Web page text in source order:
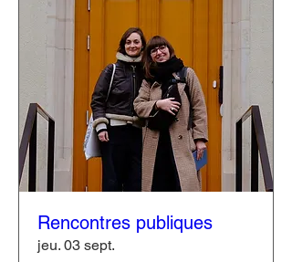
Rencontres publiques
jeu. 03 sept.